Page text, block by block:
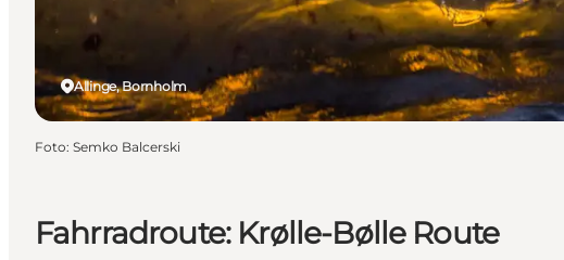
Fahrradroute: Krølle-Bølle Route
Allinge, Bornholm
Foto: Semko Balcerski